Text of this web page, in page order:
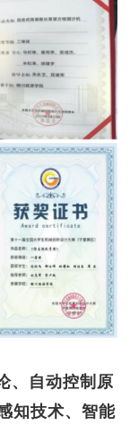
、自动控制原
知技术、智能